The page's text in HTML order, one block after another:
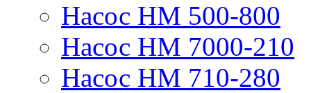
Насос НМ 500-800
Насос НМ 7000-210
Насос НМ 710-280